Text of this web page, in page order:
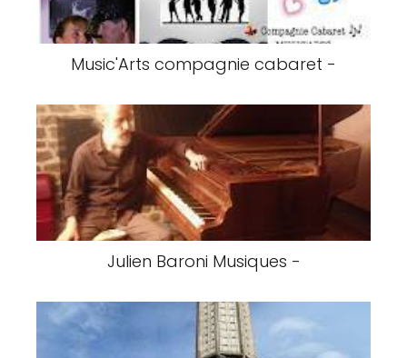
Music'Arts compagnie cabaret -
Julien Baroni Musiques -